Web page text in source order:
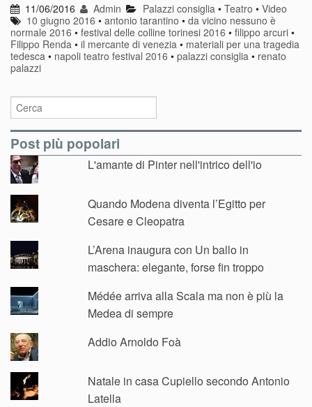
11/06/2016 Admin Palazzi consiglia • Teatro • Video
10 giugno 2016 •antonio tarantino •da vicino nessuno è
normale 2016 • festival delle colline torinesi 2016 • filippo arcuri •
Filippo Renda • il mercante di venezia • materiali per una tragedia
tedesca • napoli teatro festival 2016 • palazzi consiglia • renato
palazzi
Post più popolari
L'amante di Pinter nell'intrico dell'io
Quando Modena diventa l’Egitto per
Cesare e Cleopatra
L’Arena inaugura con Un ballo in
maschera: elegante, forse fin troppo
Médée arriva alla Scala ma non è più la
Medea di sempre
Addio Arnoldo Foà
Natale in casa Cupiello secondo Antonio
Latella